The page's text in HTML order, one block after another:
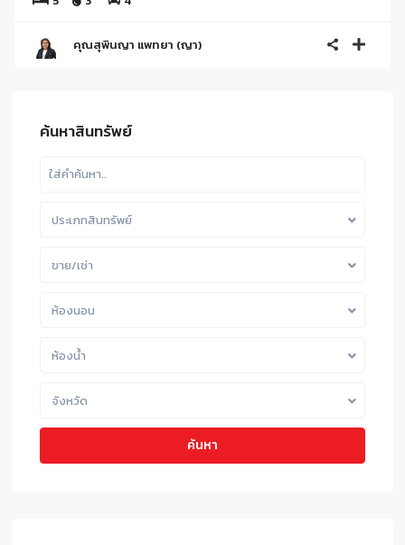
คุณสุพินญา แพทยา (ญา)
ค้นหาสินทรัพย์
ประเภทสินทรัพย์
ขาย/เช่า
ห้องนอน
ห้องน้ำ
จังหวัด
ค้นหา